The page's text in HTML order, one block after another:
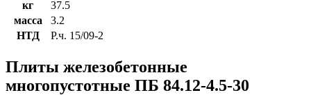
кг
37.5
масса
3.2
НТД
Р.ч. 15/09-2
Плиты железобетонные
многопустотные ПБ 84.12-4.5-30